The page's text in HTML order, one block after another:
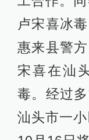
卢宋喜冰
惠来县警
宋喜在汕
毒。经过
汕头市一